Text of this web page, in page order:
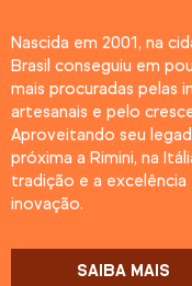
Nascida em 2001, na
Brasil conseguiu em
mais procuradas pelas
artesanais e pelo
Aproveitando seu
próxima a Rimini, na
tradição e a
inovação.
SAIBA MAIS